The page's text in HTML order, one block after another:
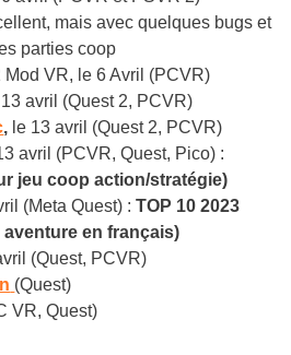
mais avec quelques bugs et
parties coop
VR, le 6 Avril (PCVR)
13 avril (Quest 2, PCVR)
, le 13 avril (Quest 2, PCVR)
avril (PCVR, Quest, Pico) :
jeu coop action/stratégie)
(Meta Quest) :TOP 10 2023
en français)
(Quest, PCVR)
(Quest)
VR, Quest)